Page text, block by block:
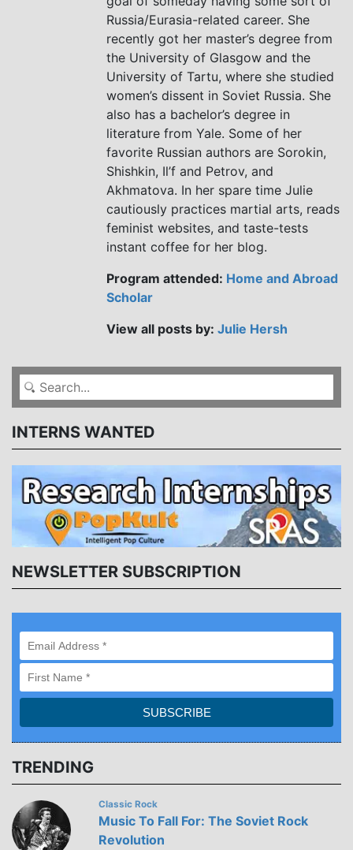
Russia/Eurasia-related career. She
recently got her master’s degree from
the University of Glasgow and the
University of Tartu, where she studied
women’s dissent in Soviet Russia. She
also has a bachelor’s degree in
literature from Yale. Some of her
favorite Russian authors are Sorokin,
Shishkin, Il’f and Petrov, and
Akhmatova. In her spare time Julie
cautiously practices martial arts, reads
feminist websites, and taste-tests
instant coffee for her blog.
Program attended: Home and Abroad
Scholar
View all posts by: Julie Hersh
INTERNS WANTED
NEWSLETTER SUBSCRIPTION
TRENDING
Classic Rock
Music To Fall For: The Soviet Rock
Revolution